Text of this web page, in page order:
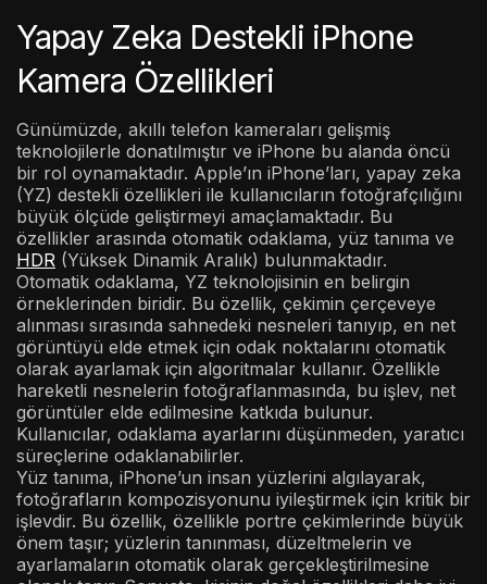
Yapay Zeka Destekli iPhone
Kamera Özellikleri
Günümüzde, akıllı telefon kameraları gelişmiş
teknolojilerle donatılmıştır ve iPhone bu alanda öncü
bir rol oynamaktadır. Apple’ın iPhone’ları, yapay zeka
(YZ) destekli özellikleri ile kullanıcıların fotoğrafçılığını
büyük ölçüde geliştirmeyi amaçlamaktadır. Bu
özellikler arasında otomatik odaklama, yüz tanıma ve
HDR (Yüksek Dinamik Aralık) bulunmaktadır.
Otomatik odaklama, YZ teknolojisinin en belirgin
örneklerinden biridir. Bu özellik, çekimin çerçeveye
alınması sırasında sahnedeki nesneleri tanıyıp, en net
görüntüyü elde etmek için odak noktalarını otomatik
olarak ayarlamak için algoritmalar kullanır. Özellikle
hareketli nesnelerin fotoğraflanmasında, bu işlev, net
görüntüler elde edilmesine katkıda bulunur.
Kullanıcılar, odaklama ayarlarını düşünmeden, yaratıcı
süreçlerine odaklanabilirler.
Yüz tanıma, iPhone’un insan yüzlerini algılayarak,
fotoğrafların kompozisyonunu iyileştirmek için kritik bir
işlevdir. Bu özellik, özellikle portre çekimlerinde büyük
önem taşır; yüzlerin tanınması, düzeltmelerin ve
ayarlamaların otomatik olarak gerçekleştirilmesine